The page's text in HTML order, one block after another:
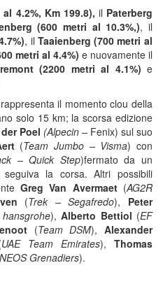
4.2%, Km 199.8), il Paterberg
(600 metri al 10.3%,), il
, il Taaienberg (700 metri al
metri al 4.4%) e nuovamente il
(2200 metri al 4.1%) e
il momento clou della
solo 15 km; la scorsa edizione
Poel (Alpecin – Fenix) sul suo
(Team Jumbo – Visma) con
– Quick Step)fermato da un
la corsa. Altri possibili
Greg Van Avermaet(AG2R
(Trek – Segafredo), Peter
),Alberto Bettiol (EF
(Team DSM),Alexander
UAE Team Emirates), Thomas
Grenadiers).